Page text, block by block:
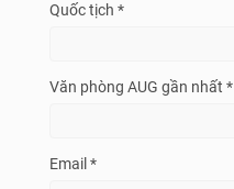
Quốc tịch *
Văn phòng AUG gần nhất *
Email *